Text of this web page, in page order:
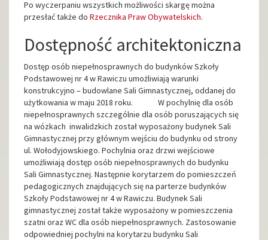
Po wyczerpaniu wszystkich możliwości skargę można
przesłać także do Rzecznika Praw Obywatelskich.
Dostępność architektoniczna
Dostęp osób niepełnosprawnych do budynków Szkoły
Podstawowej nr 4 w Rawiczu umożliwiają warunki
konstrukcyjno – budowlane Sali Gimnastycznej, oddanej do
użytkowania w maju 2018 roku. W pochylnię dla osób
niepełnosprawnych szczególnie dla osób poruszających się
na wózkach inwalidzkich został wyposażony budynek Sali
Gimnastycznej przy głównym wejściu do budynku od strony
ul. Wołodyjowskiego. Pochylnia oraz drzwi wejściowe
umożliwiają dostęp osób niepełnosprawnych do budynku
Sali Gimnastycznej. Następnie korytarzem do pomieszczeń
pedagogicznych znajdujących się na parterze budynków
Szkoły Podstawowej nr 4 w Rawiczu. Budynek Sali
gimnastycznej został także wyposażony w pomieszczenia
szatni oraz WC dla osób niepełnosprawnych. Zastosowanie
odpowiedniej pochylni na korytarzu budynku Sali